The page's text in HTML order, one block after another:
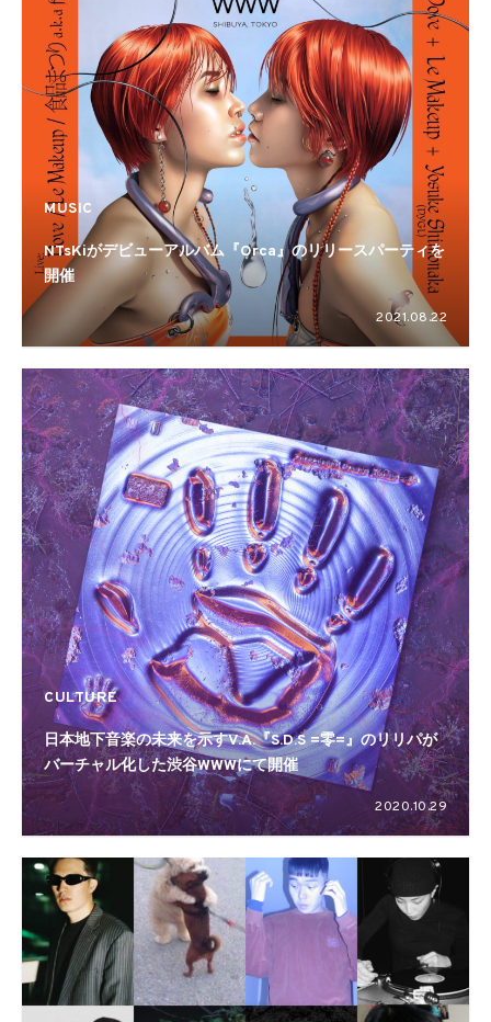
MUSIC
NTsKiがデビューアルバム『Orca』のリリースパーティを
開催
2021.08.22
CULTURE
日本地下音楽の未来を示すV.A.『S.D.S =零=』のリリパが
バーチャル化した渋谷WWWにて開催
2020.10.29